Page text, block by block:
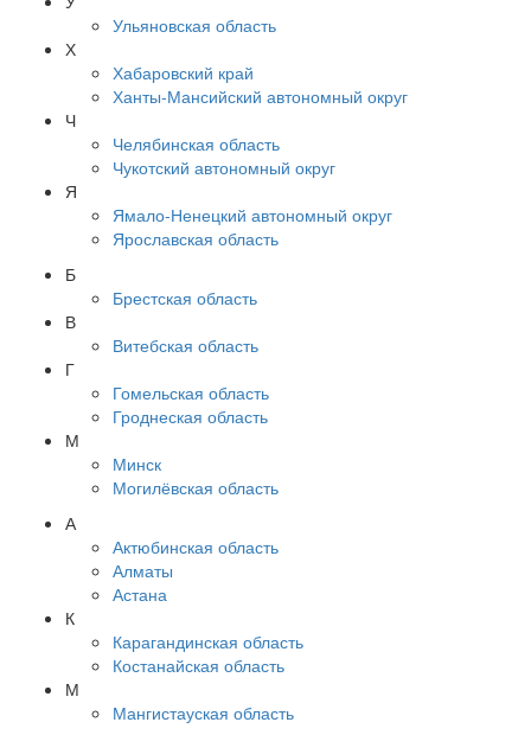
Ульяновская область
Х
Хабаровский край
Ханты-Мансийский автономный округ
Ч
Челябинская область
Чукотский автономный округ
Я
Ямало-Ненецкий автономный округ
Ярославская область
Б
Брестская область
В
Витебская область
Г
Гомельская область
Гроднеская область
М
Минск
Могилёвская область
А
Актюбинская область
Алматы
Астана
К
Карагандинская область
Костанайская область
М
Мангистауская область